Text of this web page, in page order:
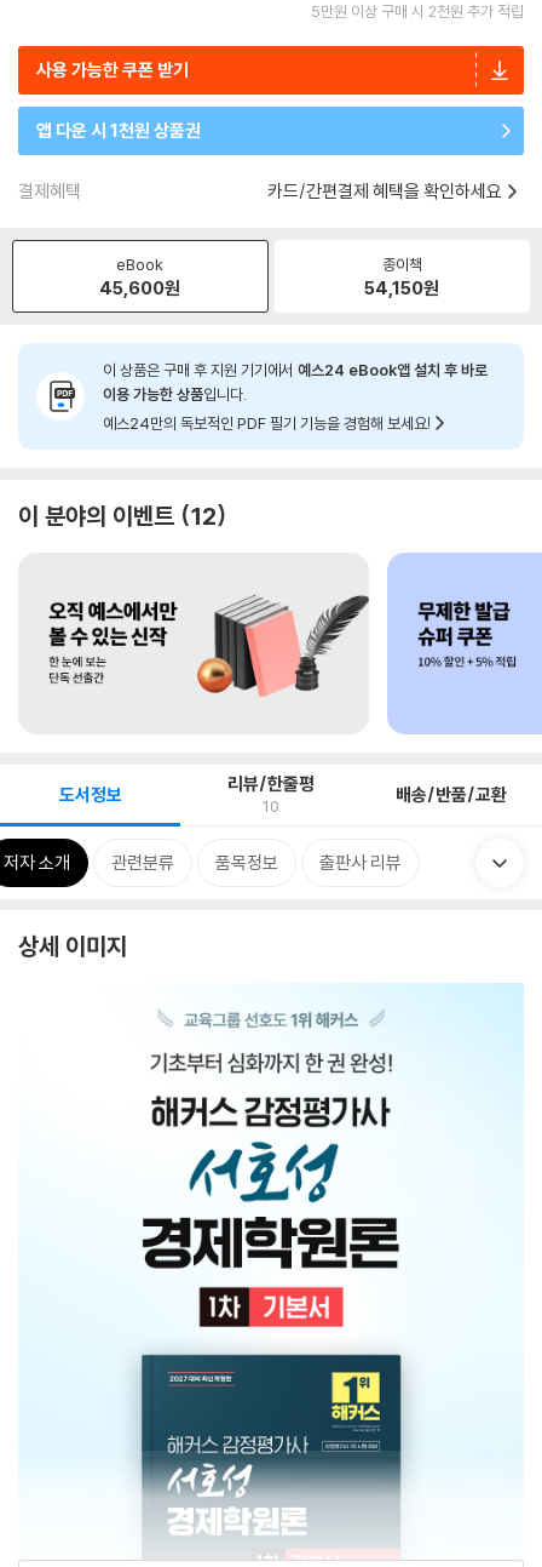
5만원 이상 구매 시 2천원 추가 적립
사용 가능한 쿠폰 받기
앱 다운 시 1천원 상품권
결제혜택 카드/간편결제 혜택을 확인하세요
eBook
45,600원
종이책
54,150원
이 상품은 구매 후 지원 기기에서 예스24 eBook앱 설치 후 바로
이용 가능한 상품입니다.
예스24만의 독보적인 PDF 필기 기능을 경험해 보세요!
이 분야의 이벤트 12
도서정보 리뷰/한줄평
10 배송/반품/교환
저자 소개 관련분류 품목정보 출판사 리뷰
상세 이미지